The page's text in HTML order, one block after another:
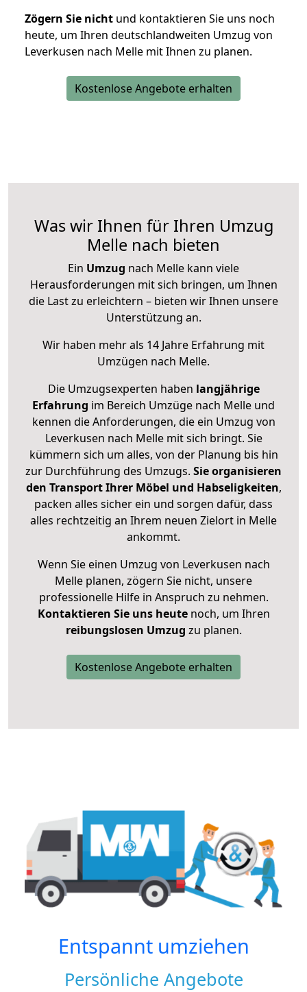
Zögern Sie nicht und kontaktieren Sie uns noch
heute, um Ihren deutschlandweiten Umzug von
Leverkusen nach Melle mit Ihnen zu planen.
Kostenlose Angebote erhalten
Was wir Ihnen für Ihren Umzug
Melle nach bieten
Ein Umzug nach Melle kann viele
Herausforderungen mit sich bringen, um Ihnen
die Last zu erleichtern – bieten wir Ihnen unsere
Unterstützung an.
Wir haben mehr als 14 Jahre Erfahrung mit
Umzügen nach Melle.
Die Umzugsexperten haben langjährige
Erfahrung im Bereich Umzüge nach Melle und
kennen die Anforderungen, die ein Umzug von
Leverkusen nach Melle mit sich bringt. Sie
kümmern sich um alles, von der Planung bis hin
zur Durchführung des Umzugs. Sie organisieren
den Transport Ihrer Möbel und Habseligkeiten,
packen alles sicher ein und sorgen dafür, dass
alles rechtzeitig an Ihrem neuen Zielort in Melle
ankommt.
Wenn Sie einen Umzug von Leverkusen nach
Melle planen, zögern Sie nicht, unsere
professionelle Hilfe in Anspruch zu nehmen.
Kontaktieren Sie uns heutenoch, um Ihren
reibungslosen Umzug zu planen.
Kostenlose Angebote erhalten
Entspannt umziehen
Persönliche Angebote